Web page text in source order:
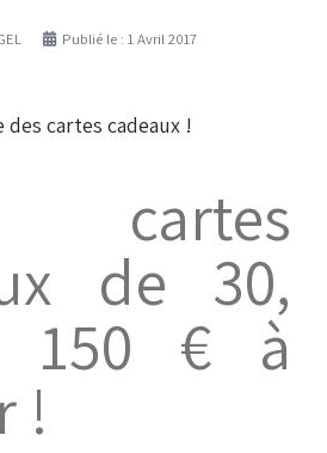
Publié le : 1 Avril 2017
cartes
de 30,
150 € à
!